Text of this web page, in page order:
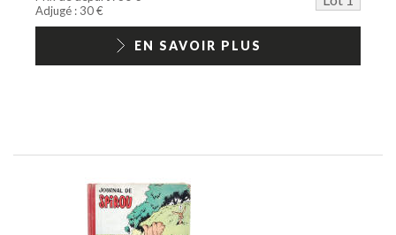
Jouets Fast Food
Trading cards
1/18ème moderne
Adjugé : 30 €
EN SAVOIR PLUS